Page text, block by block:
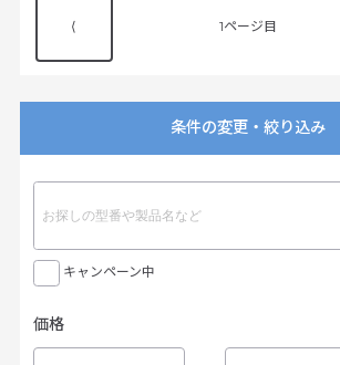
⟨ 1
条件の変更・絞り込み
キャンペーン中
価格